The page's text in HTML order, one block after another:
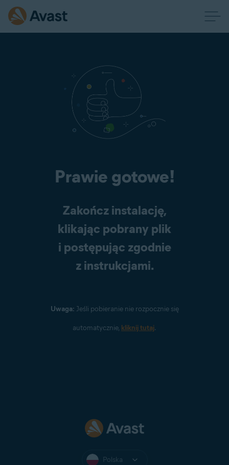
Prawie gotowe!
Zakończ instalację,
klikając pobrany plik
i postępując zgodnie
z instrukcjami.
Uwaga: Jeśli pobieranie nie rozpocznie się
automatycznie, kliknij tutaj.
Polska